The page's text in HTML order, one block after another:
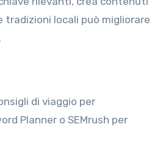
locali può migliorare
di viaggio per
Planner o SEMrush per